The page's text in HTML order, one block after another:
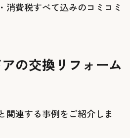
消費税すべて込みのコミコミ
の交換リフォーム
関連する事例をご紹介しま